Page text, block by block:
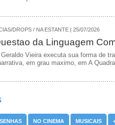
DROPS / NA ESTANTE | 25/07/2026
da Linguagem
Vieira executa sua forma de
em grau maximo, em A
NO CINEMA MUSICAIS